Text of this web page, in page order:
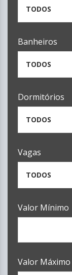
TODOS
Banheiros
TODOS
Dormitórios
TODOS
Vagas
TODOS
Valor Mínimo
Valor Máximo